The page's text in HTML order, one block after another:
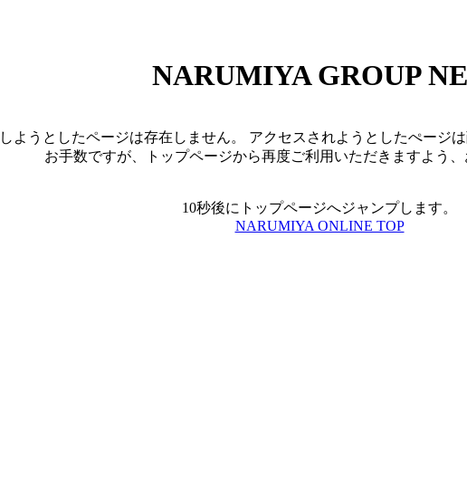
NARUMIYA GROUP
ようとしたページは存在しません。 アクセスされようとしたぺージ
お手数ですが、トップページから再度ご利用いただきますよう、
10秒後にトップページへジャンプします。
NARUMIYA ONLINE TOP